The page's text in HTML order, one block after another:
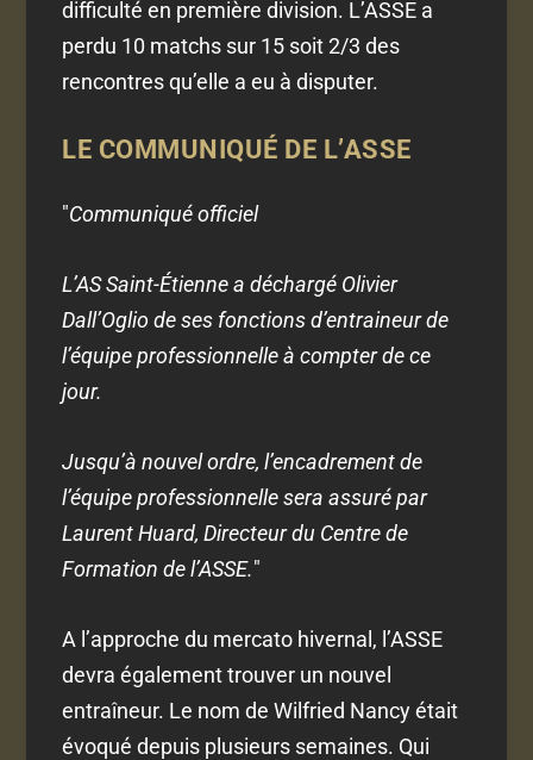
difficulté en première division. L’ASSE a
perdu 10 matchs sur 15 soit 2/3 des
rencontres qu’elle a eu à disputer.
LE COMMUNIQUÉ DE L’ASSE
"Communiqué officiel
L’AS Saint-Étienne a déchargé Olivier
Dall’Oglio de ses fonctions d’entraineur de
l’équipe professionnelle à compter de ce
jour.
Jusqu’à nouvel ordre, l’encadrement de
l’équipe professionnelle sera assuré par
Laurent Huard, Directeur du Centre de
Formation de l’ASSE."
A l’approche du mercato hivernal, l’ASSE
devra également trouver un nouvel
entraîneur. Le nom de Wilfried Nancy était
évoqué depuis plusieurs semaines. Qui